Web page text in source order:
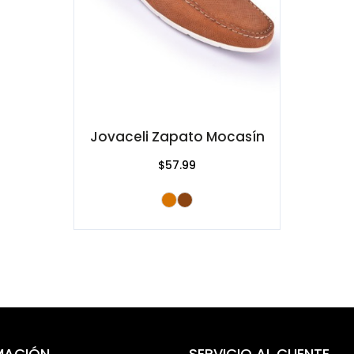
Jovaceli Zapato Mocasín
$57.99